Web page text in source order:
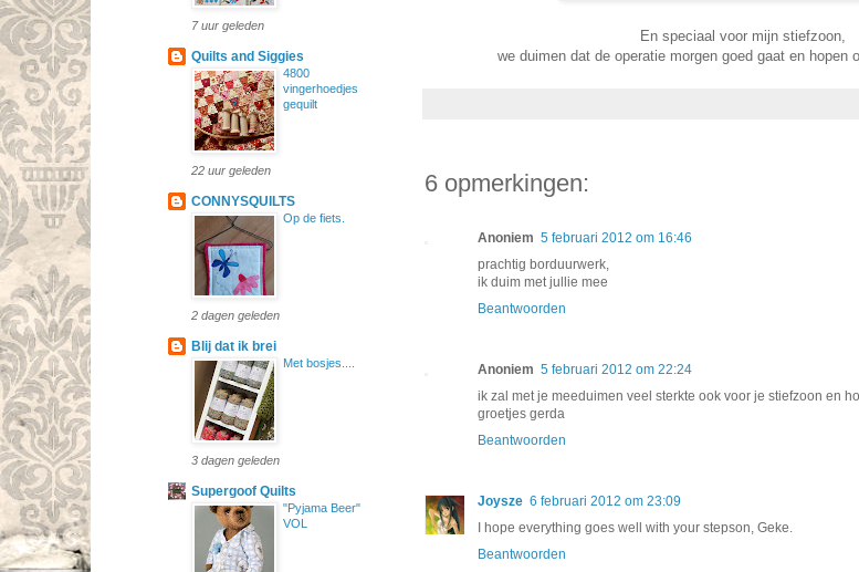
En speciaal voor mijn stiefzoon,
we duimen dat de operatie morgen goed gaat en hopen
6 opmerkingen:
Anoniem 5 februari 2012 om 16:46
prachtig borduurwerk,
ik duim met jullie mee
Beantwoorden
Anoniem 5 februari 2012 om 22:24
ik zal met je meeduimen veel sterkte ook voor je stiefzoon en
groetjes gerda
Beantwoorden
Joysze 6 februari 2012 om 23:09
I hope everything goes well with your stepson, Geke.
Beantwoorden
7 uur geleden
Quilts and Siggies
4800
vingerhoedjes
gequilt
22 uur geleden
CONNYSQUILTS
Op de fiets.
2 dagen geleden
Blij dat ik brei
Met bosjes....
3 dagen geleden
Supergoof Quilts
"Pyjama Beer"
VOL